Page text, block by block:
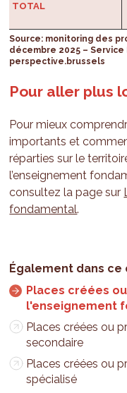
TOTAL
Source: monitoring des
décembre 2025 –
perspective.brussels
Pour aller plus
Pour mieux
importants et
réparties sur le
l’enseignement
consultez la page sur
fondamental.
Places créées
l'enseignement
Places créées ou
secondaire
Places créées ou
spécialisé